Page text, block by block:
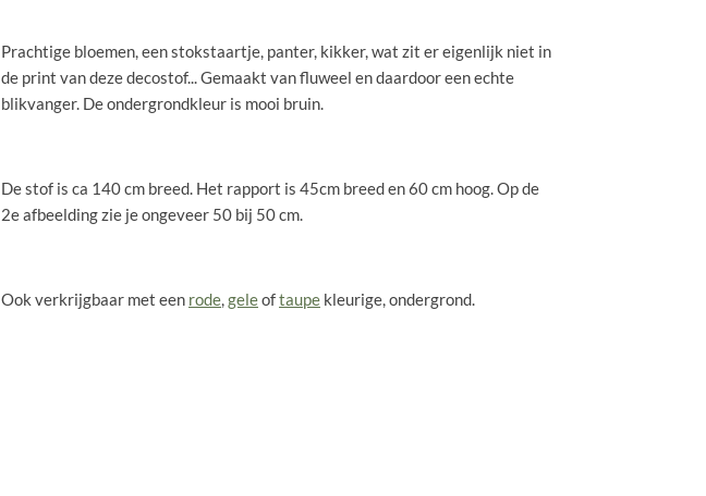
Prachtige bloemen, een stokstaartje, panter, kikker, wat zit er eigenlijk niet in
de print van deze decostof... Gemaakt van fluweel en daardoor een echte
blikvanger. De ondergrondkleur is mooi bruin.
De stof is ca 140 cm breed. Het rapport is 45cm breed en 60 cm hoog. Op de
2e afbeelding zie je ongeveer 50 bij 50 cm.
Ook verkrijgbaar met een rode,geleoftaupe kleurige, ondergrond.